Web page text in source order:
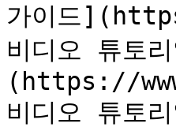
가이드
비디오 튜토
(https://
비디오 튜